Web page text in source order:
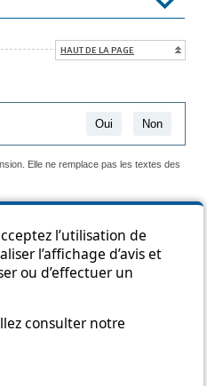
l’utilisation de
l’affichage d’avis et
ou d’effectuer un
consulter notre
HAUT DE LA PAGE
Oui Non
Elle ne remplace pas les textes des